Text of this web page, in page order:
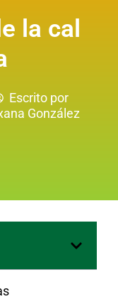
la cal
Escrito por
González